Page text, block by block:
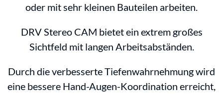
oder mit sehr kleinen Bauteilen arbeiten.
DRV Stereo CAM bietet ein extrem großes
Sichtfeld mit langen Arbeitsabständen.
Durch die verbesserte Tiefenwahrnehmung wird
eine bessere Hand-Augen-Koordination erreicht,